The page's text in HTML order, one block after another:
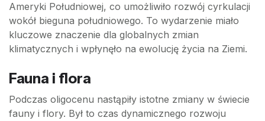
Ameryki Południowej, co umożliwiło rozwój cyrkulacji
wokół bieguna południowego. To wydarzenie miało
kluczowe znaczenie dla globalnych zmian
klimatycznych i wpłynęło na ewolucję życia na Ziemi.
Fauna i flora
Podczas oligocenu nastąpiły istotne zmiany w świecie
fauny i flory. Był to czas dynamicznego rozwoju